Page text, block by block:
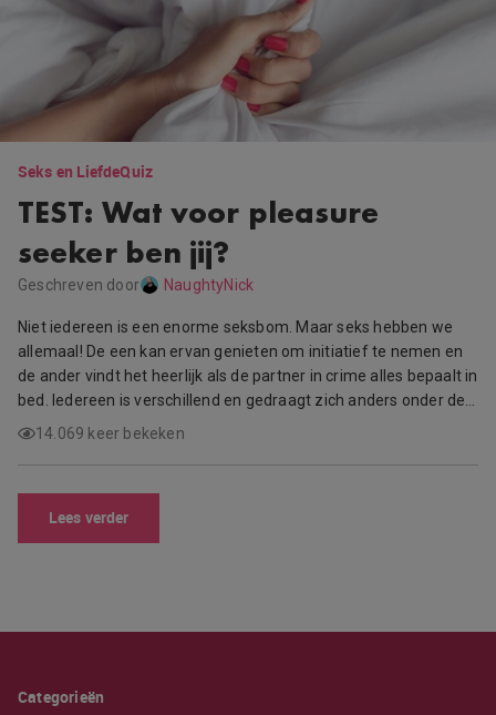
Seks en LiefdeQuiz
TEST: Wat voor pleasure
seeker ben jij?
Geschreven door NaughtyNick
Niet iedereen is een enorme seksbom. Maar seks hebben we
allemaal! De een kan ervan genieten om initiatief te nemen en
de ander vindt het heerlijk als de partner in crime alles bepaalt in
bed. Iedereen is verschillend en gedraagt zich anders onder de…
14.069 keer bekeken
Lees verder
Categorieën